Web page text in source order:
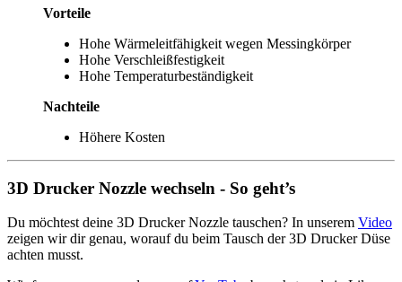
Vorteile
Hohe Wärmeleitfähigkeit wegen Messingkörper
Hohe Verschleißfestigkeit
Hohe Temperaturbeständigkeit
Nachteile
Höhere Kosten
3D Drucker Nozzle wechseln - So geht’s
Du möchtest deine 3D Drucker Nozzle tauschen? In unserem Video
zeigen wir dir genau, worauf du beim Tausch der 3D Drucker Düse
achten musst.